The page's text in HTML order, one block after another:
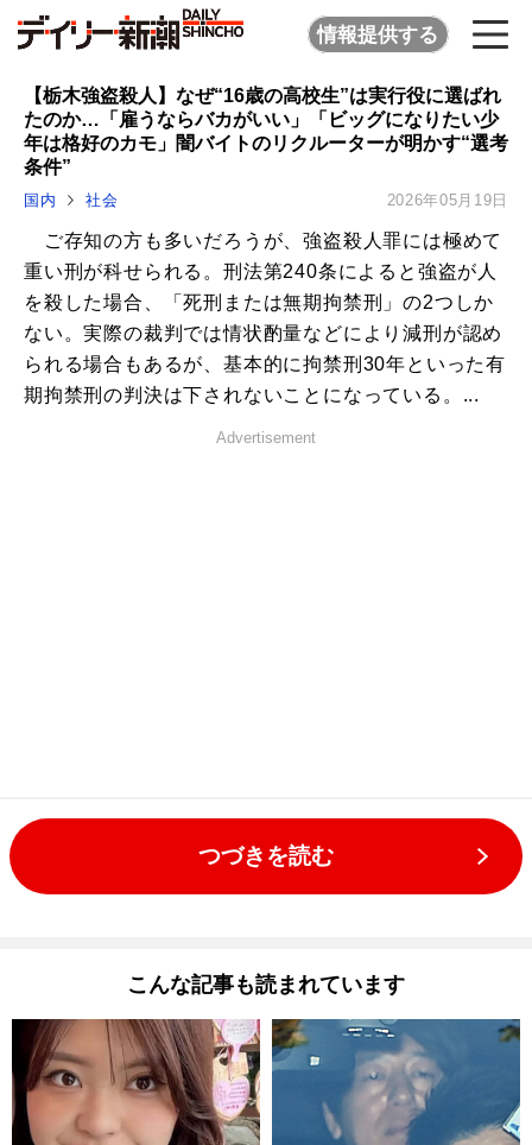
情報提供する
【栃木強盗殺人】なぜ“16歳の高校生”は実行役に選ばれ
たのか…「雇うならバカがいい」「ビッグになりたい少
年は格好のカモ」闇バイトのリクルーターが明かす“選考
条件”
国内 社会 2026年05月19日
ご存知の方も多いだろうが、強盗殺人罪には極めて
重い刑が科せられる。刑法第240条によると強盗が人
を殺した場合、「死刑または無期拘禁刑」の2つしか
ない。実際の裁判では情状酌量などにより減刑が認め
られる場合もあるが、基本的に拘禁刑30年といった有
期拘禁刑の判決は下されないことになっている。...
Advertisement
つづきを読む
こんな記事も読まれています